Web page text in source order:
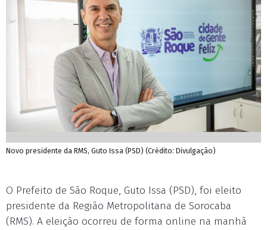
Novo presidente da RMS, Guto Issa (PSD) (Crédito: Divulgação)
O Prefeito de São Roque, Guto Issa (PSD), foi eleito
presidente da Região Metropolitana de Sorocaba
(RMS). A eleição ocorreu de forma online na manhã